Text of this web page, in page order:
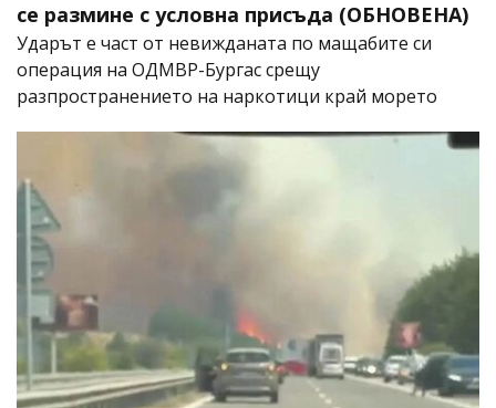
се размине с условна присъда (ОБНОВЕНА)
Ударът е част от невижданата по мащабите си
операция на ОДМВР-Бургас срещу
разпространението на наркотици край морето